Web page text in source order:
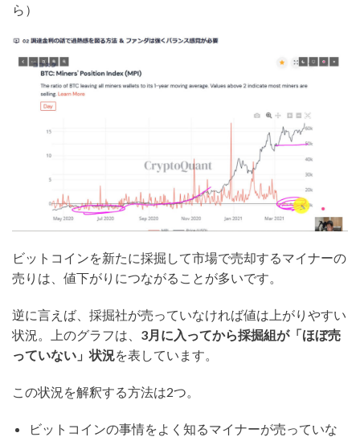
ら）
ビットコインを新たに採掘して市場で売却するマイナーの
売りは、値下がりにつながることが多いです。
逆に言えば、採掘社が売っていなければ値は上がりやすい
状況。上のグラフは、 3月に入ってから採掘組が「ほぼ売
っていない」状況を表しています。
この状況を解釈する方法は2つ。
ビットコインの事情をよく知るマイナーが売っていな